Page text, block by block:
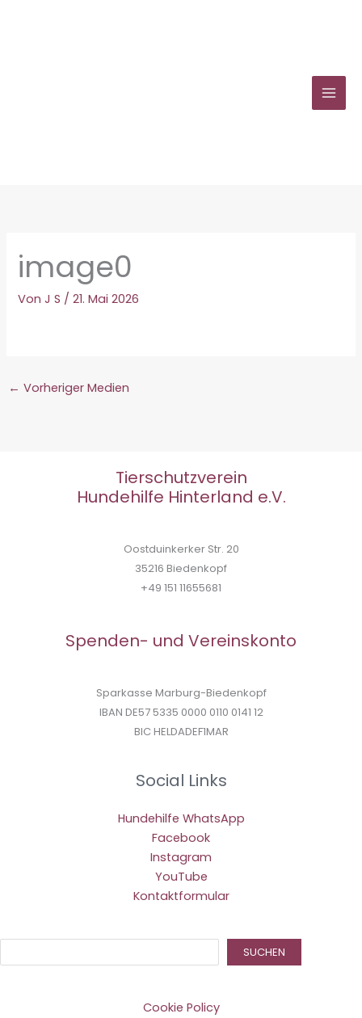
image0
VonJ S /21. Mai 2026
← Vorheriger Medien
Tierschutzverein
Hundehilfe Hinterland e.V.
Oostduinkerker Str. 20
35216 Biedenkopf
+49 151 11655681
Spenden- und Vereinskonto
Sparkasse Marburg-Biedenkopf
IBAN DE57 5335 0000 0110 0141 12
BIC HELDADEF1MAR
Social Links
Hundehilfe WhatsApp
Facebook
Instagram
YouTube
Kontaktformular
SUCHEN
Cookie Policy